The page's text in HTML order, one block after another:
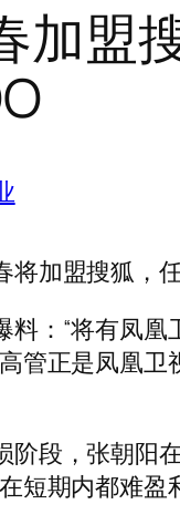
加盟
加盟搜狐，任
：“将有凤凰
管正是凤凰卫
段，张朝阳
短期内都难盈